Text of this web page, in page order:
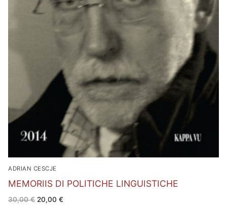
ADRIAN CESCJE
MEMORIIS DI POLITICHE LINGUISTICHE
30,00€ Il
20,00 €Il